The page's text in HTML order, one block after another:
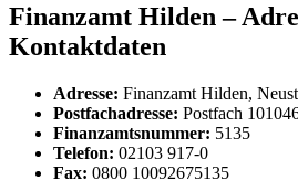
Finanzamt Hilden –
Kontaktdaten
Adresse: Finanzamt Hilden,
Postfachadresse: Postfach
Finanzamtsnummer: 5135
Telefon: 02103 917-0
Fax: 0800 10092675135